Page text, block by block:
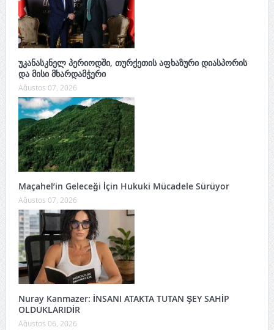
უკანასკნელ პერიოდში, თურქეთის აფხაზური დიასპორის
და მისი მხარდამჭერი
Ağustos 07, 2026
Maçahel’in Geleceği İçin Hukuki Mücadele Sürüyor
Ağustos 07, 2026
Nuray Kanmazer: İNSANI ATAKTA TUTAN ŞEY SAHİP
OLDUKLARIDİR
Ağustos 06, 2026